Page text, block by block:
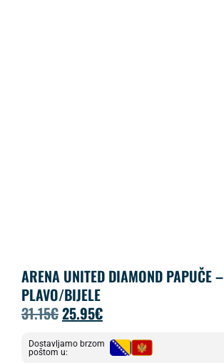
ARENA UNITED DIAMOND PAPUČE –
PLAVO/BIJELE
31.15€25.95€
Dostavljamo brzom
poštom u: